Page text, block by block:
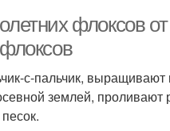
флоксов
с-пальчик,
землей,